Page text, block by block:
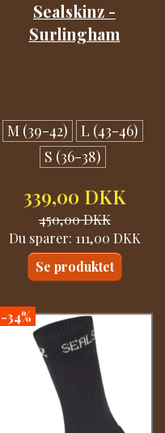
Sealskinz -
Surlingham
M (39-42)
L (43-46)
S (36-38)
339,00 DKK
450,00 DKK
Du sparer: 111,00 DKK
Se produktet
-34%